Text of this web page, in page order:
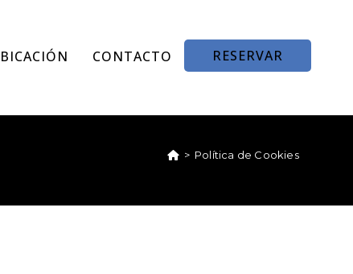
CONTACTO RESERVAR
> Política de Cookies